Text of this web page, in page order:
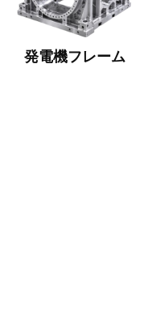
発電機フレーム